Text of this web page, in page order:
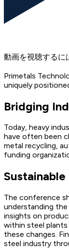
動画を視聴するに
Primetals
uniquely
Bridging
Today, heavy
have often been
metal recycling,
funding
The conference
understanding
insights on
within steel
these changes.
steel industry